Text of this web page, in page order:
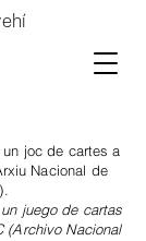
joc de cartes a
Nacional de
juego de cartas
(Archivo Nacional